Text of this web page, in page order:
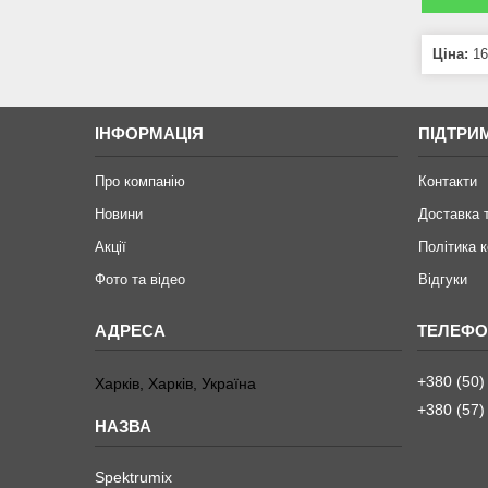
Ціна:
ІНФОРМАЦІЯ
Про компанію
Новини
Акції
Фото та відео
Контакти
Доставка
Політика
Відгуки
Харків, Харків, Україна
Spektrumix
+380
+380